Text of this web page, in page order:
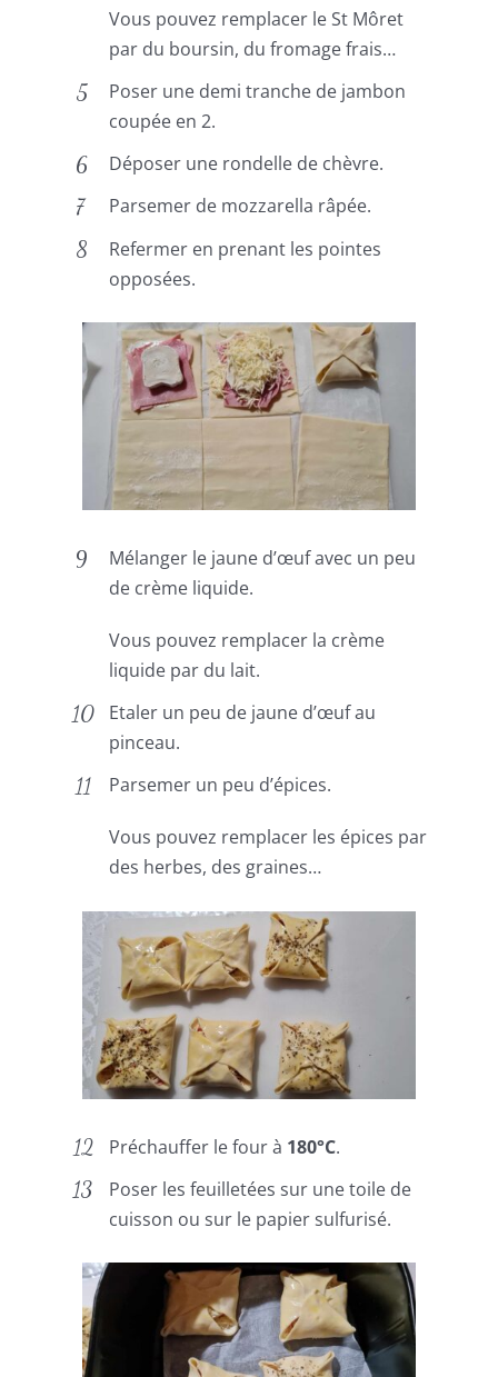
Vous pouvez remplacer le St Môret
par du boursin, du fromage frais…
Poser une demi tranche de jambon
coupée en 2.
Déposer une rondelle de chèvre.
Parsemer de mozzarella râpée.
Refermer en prenant les pointes
opposées.
Mélanger le jaune d’œuf avec un peu
de crème liquide.
Vous pouvez remplacer la crème
liquide par du lait.
Etaler un peu de jaune d’œuf au
pinceau.
Parsemer un peu d’épices.
Vous pouvez remplacer les épices par
des herbes, des graines…
Préchauffer le four à 180°C.
Poser les feuilletées sur une toile de
cuisson ou sur le papier sulfurisé.